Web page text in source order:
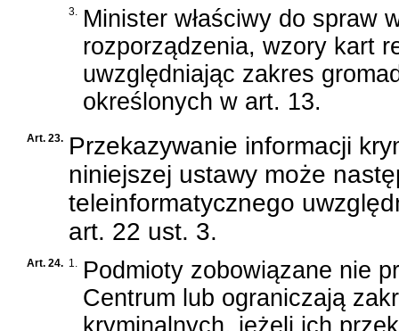
3. Minister właściwy do spraw
rozporządzenia, wzory kart
uwzględniając zakres
określonych w art. 13.
Art. 23. Przekazywanie informacji
niniejszej ustawy może
teleinformatycznego
art. 22 ust. 3.
Art. 24. 1. Podmioty zobowiązane nie
Centrum lub ograniczają
kryminalnych, jeżeli ich